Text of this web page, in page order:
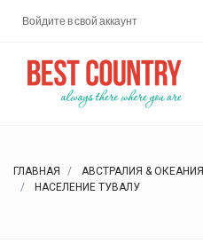
Войдите в свой аккаунт
ГЛАВНАЯ АВСТРАЛИЯ & ОКЕАНИЯ
НАСЕЛЕНИЕ ТУВАЛУ